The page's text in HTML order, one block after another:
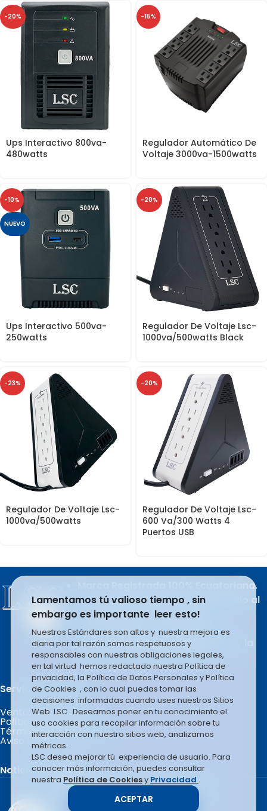
-20%
Ups Interactivo 800va-
480watts
-15%
Regulador Automático De
Voltaje 3000va-1500watts
-10%
NUEVO
Ups Interactivo 500va-
250watts
-20%
Regulador De Voltaje Lsc-
1000va/500watts Black
-23%
Regulador De Voltaje Lsc-
1000va/500watts
-20%
Regulador De Voltaje Lsc-
600 Va/300 Watts 4
Puertos USB
Marca Registrada 100% Ecuatoriana.
Producto del esfuerzo apasionado al
trabajo de sus integrantes.
LSC COMPANY S.A se rige en la
filosofía basada en el liderazgo y la
mejora constante e infinita.
Servicio al Cliente.
Ventas por Mayor
Políticas de Garantía
Términos y Condiciones
Aviso Legal
Noticias Recientes
Copyright © 2026 LSC COMPANY.
Todos los derechos reservados.
Lamentamos tú valioso tiempo , sin
embargo es importante leer esto!
Nuestros Estándares son altos y nuestra mejora es
diaria por tal razón somos respetuosos y
responsables con nuestras obligaciones legales,
en tal virtud hemos redactado nuestra Política de
privacidad, la Política de Datos Personales y Política
de Cookies , con lo cual puedas tomar las
decisiones informadas cuando uses nuestros Sitios
Web LSC . Deseamos poner en tu conocimiento el
uso cookies para recopilar información sobre tu
interacción con nuestro sitios web, analizamos
métricas.
LSC desea mejorar tú experiencia de usuario. Para
conocer más información, puedes consultar
nuestra Política de Cookiesy Privacidad .
ACEPTAR